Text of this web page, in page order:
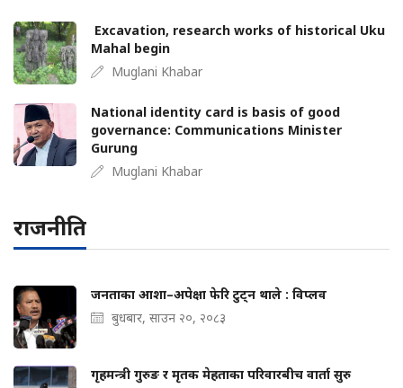
Excavation, research works of historical Uku
Mahal begin
Muglani Khabar
National identity card is basis of good
governance: Communications Minister
Gurung
Muglani Khabar
राजनीति
जनताका आशा–अपेक्षा फेरि टुट्न थाले : विप्लव
बुधबार, साउन २०, २०८३
गृहमन्त्री गुरुङ र मृतक मेहताका परिवारबीच वार्ता सुरु